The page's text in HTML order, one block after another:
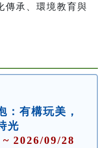
傳承、環境教育與
：有構玩美，
光
2026/09/28